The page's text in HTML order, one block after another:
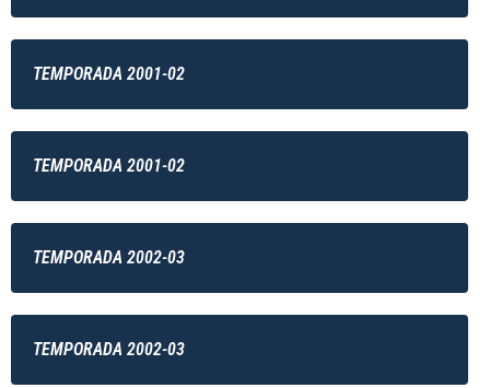
TEMPORADA 2001-02
TEMPORADA 2001-02
TEMPORADA 2002-03
TEMPORADA 2002-03